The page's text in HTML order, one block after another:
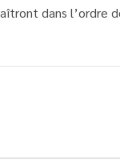
dans l’ordre